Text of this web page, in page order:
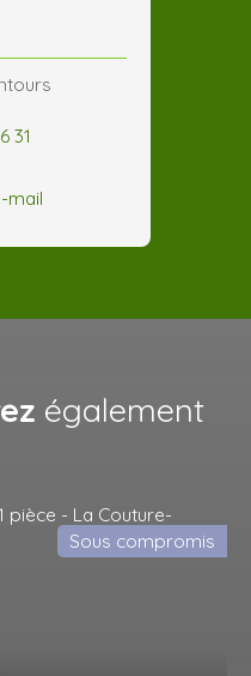
31
mail
également
Sous compromis